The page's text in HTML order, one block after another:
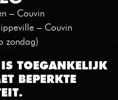
– Couvin
– Couvin
zondag)
TOEGANKELIJK
BEPERKTE